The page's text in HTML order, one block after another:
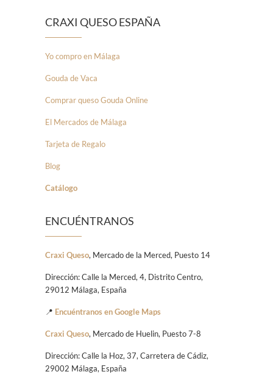
CRAXI QUESO ESPAÑA
Yo compro en Málaga
Gouda de Vaca
Comprar queso Gouda Online
El Mercados de Málaga
Tarjeta de Regalo
Blog
Catálogo
ENCUÉNTRANOS
Craxi Queso, Mercado de la Merced, Puesto 14
Dirección: Calle la Merced, 4, Distrito Centro,
29012 Málaga, España
📍 Encuéntranos en Google Maps
Craxi Queso, Mercado de Huelin, Puesto 7-8
Dirección: Calle la Hoz, 37, Carretera de Cádiz,
29002 Málaga, España